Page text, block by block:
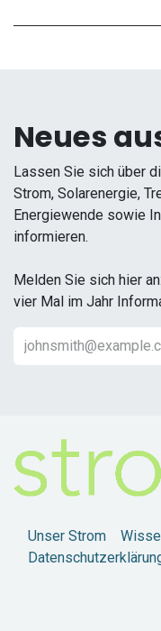
Neues
Lassen Sie sich über
Strom, Solarenergie,
Energiewende sowie
informieren.
Melden Sie sich hier
vier Mal im Jahr
Unser Strom